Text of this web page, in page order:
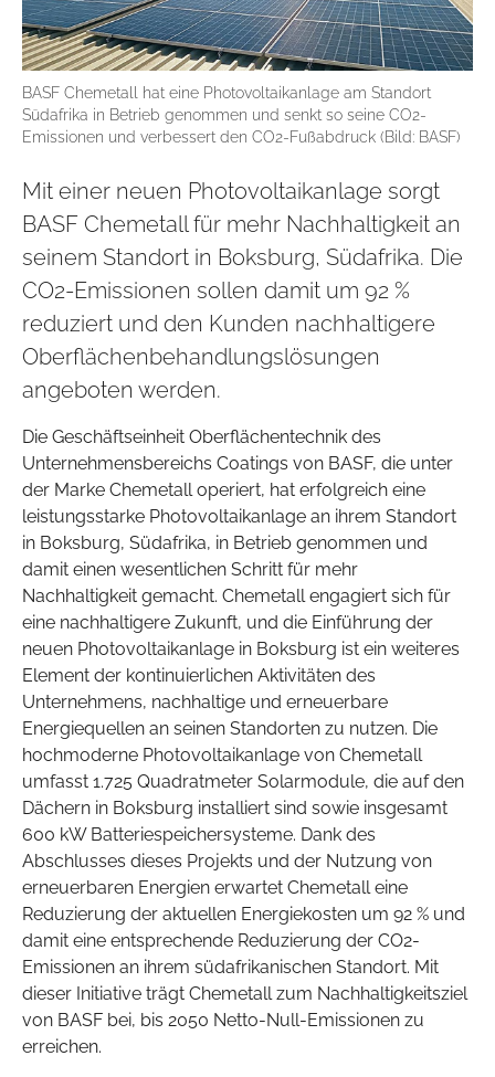
BASF Chemetall hat eine Photovoltaikanlage am Standort
Südafrika in Betrieb genommen und senkt so seine CO2-
Emissionen und verbessert den CO2-Fußabdruck (Bild: BASF)
Mit einer neuen Photovoltaikanlage sorgt
BASF Chemetall für mehr Nachhaltigkeit an
seinem Standort in Boksburg, Südafrika. Die
CO2-Emissionen sollen damit um 92 %
reduziert und den Kunden nachhaltigere
Oberflächenbehandlungslösungen
angeboten werden.
Die Geschäftseinheit Oberflächentechnik des
Unternehmensbereichs Coatings von BASF, die unter
der Marke Chemetall operiert, hat erfolgreich eine
leistungsstarke Photovoltaikanlage an ihrem Standort
in Boksburg, Südafrika, in Betrieb genommen und
damit einen wesentlichen Schritt für mehr
Nachhaltigkeit gemacht. Chemetall engagiert sich für
eine nachhaltigere Zukunft, und die Einführung der
neuen Photovoltaikanlage in Boksburg ist ein weiteres
Element der kontinuierlichen Aktivitäten des
Unternehmens, nachhaltige und erneuerbare
Energiequellen an seinen Standorten zu nutzen. Die
hochmoderne Photovoltaikanlage von Chemetall
umfasst 1.725 Quadratmeter Solarmodule, die auf den
Dächern in Boksburg installiert sind sowie insgesamt
600 kW Batteriespeichersysteme. Dank des
Abschlusses dieses Projekts und der Nutzung von
erneuerbaren Energien erwartet Chemetall eine
Reduzierung der aktuellen Energiekosten um 92 % und
damit eine entsprechende Reduzierung der CO2-
Emissionen an ihrem südafrikanischen Standort. Mit
dieser Initiative trägt Chemetall zum Nachhaltigkeitsziel
von BASF bei, bis 2050 Netto-Null-Emissionen zu
erreichen.